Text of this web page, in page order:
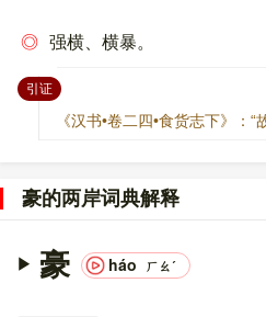
◎ 强横、横暴。
引证：
《汉书•卷二四•食货志下》：
豪的两岸词典解释
豪 háo ㄏㄠˊ